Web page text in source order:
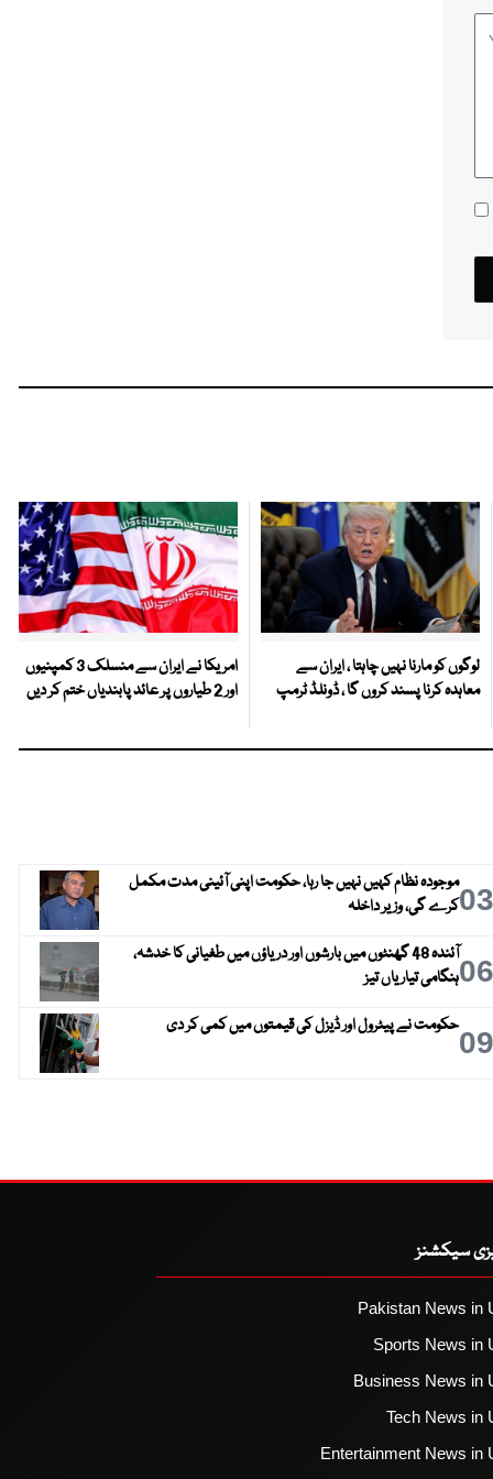
لوگوں کو مارنا نہیں چاہتا ، ایران سے
معاہدہ کرنا پسند کروں گا ، ڈونلڈ ٹرمپ
امریکا نے ایران سے منسلک 3 کمپنیوں
اور 2 طیاروں پر عائد پابندیاں ختم کر دیں
03موجودہ نظام کہیں نہیں جا رہا، حکومت اپنی آئینی مدت مکمل
کرے گی، وزیر داخلہ
06
آئندہ 48 گھنٹوں میں بارشوں اور دریاؤں میں طغیانی کا خدشہ،
ہنگامی تیاریاں تیز
09حکومت نے پیٹرول اور ڈیزل کی قیمتوں میں کمی کر دی
سیکشنز
Pakistan News in
Sports News in
Business News in
Tech News in
Entertainment News in